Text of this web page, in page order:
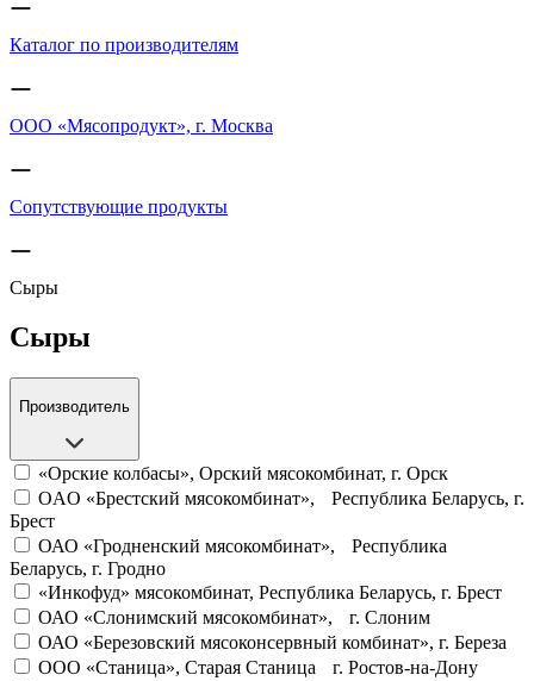
Каталог по производителям
ООО «Мясопродукт», г. Москва
Сопутствующие продукты
Сыры
Сыры
Производитель
«Орские колбасы», Орский мясокомбинат, г. Орск
OAO «Брестский мясокомбинат», Республика Беларусь, г.
Брест
ОАО «Гродненский мясокомбинат», Республика
Беларусь, г. Гродно
«Инкофуд» мясокомбинат, Республика Беларусь, г. Брест
ОАО «Слонимский мясокомбинат», г. Слоним
ОАО «Березовский мясоконсервный комбинат», г. Береза
OOO «Станица», Старая Станица г. Ростов-на-Дону